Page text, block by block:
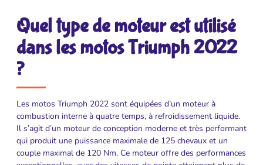
Quel type de moteur est utilisé
dans les motos Triumph 2022
?
Les motos Triumph 2022 sont équipées d’un moteur à
combustion interne à quatre temps, à refroidissement liquide.
Il s’agit d’un moteur de conception moderne et très performant
qui produit une puissance maximale de 125 chevaux et un
couple maximal de 120 Nm. Ce moteur offre des performances